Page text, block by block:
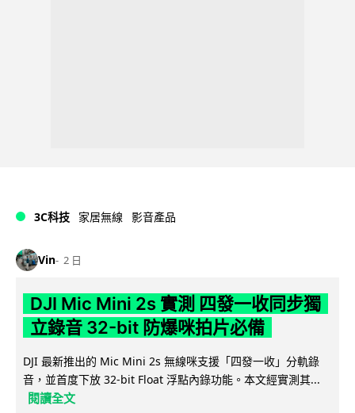
3C科技 家居無線 影音產品
Vin 2 日
DJI Mic Mini 2s 實測 四發一收同步獨
立錄音 32-bit 防爆咪拍片必備
DJI 最新推出的 Mic Mini 2s 無線咪支援「四發一收」分軌錄
音，並首度下放 32-bit Float 浮點內錄功能。本文經實測其...
閱讀全文